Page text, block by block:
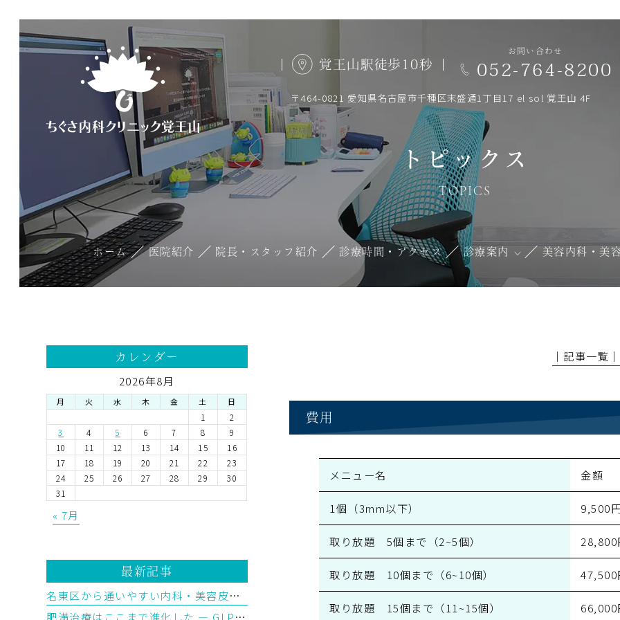
覚王山駅徒歩10秒
お問い合わせ
052-764-8200
〒464-0821 愛知県名古屋市千種区末盛通1丁目17 el sol 覚王山 4F
トピックス
TOPICS
ホーム 医院紹介 院長・スタッフ紹介 診療時間・アクセス 診療案内 美容内科・美
│記事一覧│
費用
メニュー名 金額
1個（3mm以下） 9,500
取り放題 5個まで（2~5個） 28,800
取り放題 10個まで（6~10個） 47,500
取り放題 15個まで（11~15個） 66,000
カレンダー
2026年8月
月 火 水 木 金 土 日
1
2
3
4 5 6 7 8
9
10
11 12 13 14 15
16
17
18 19 20 21 22
23
24
25 26 27 28 29
30
31
« 7月
最新記事
名東区から通いやすい内科・美容皮膚科をお探しの方へ
肥満治療はここまで進化した ― GLP-1から「トリプルGアゴニスト」の時代へ【後編】